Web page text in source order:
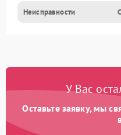
Неисправности
У Вас
Оставьте заявку, мы